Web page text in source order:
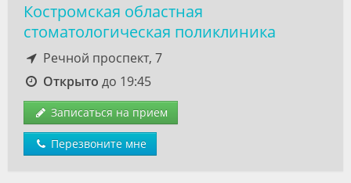
Костромская областная
стоматологическая поликлиника
Речной проспект, 7
Открыто до 19:45
Записаться на прием
Перезвоните мне